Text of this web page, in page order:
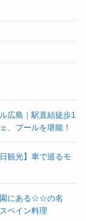
広島｜駅直結徒歩1
、プールを堪能！
観光】車で巡るモ
園にある☆☆の名
ペイン料理